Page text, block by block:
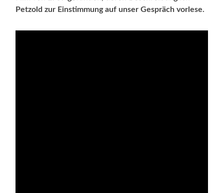
Petzold zur Einstimmung auf unser Gespräch vorlese.